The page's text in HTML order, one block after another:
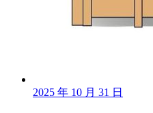
2025 年 10 月 31 日